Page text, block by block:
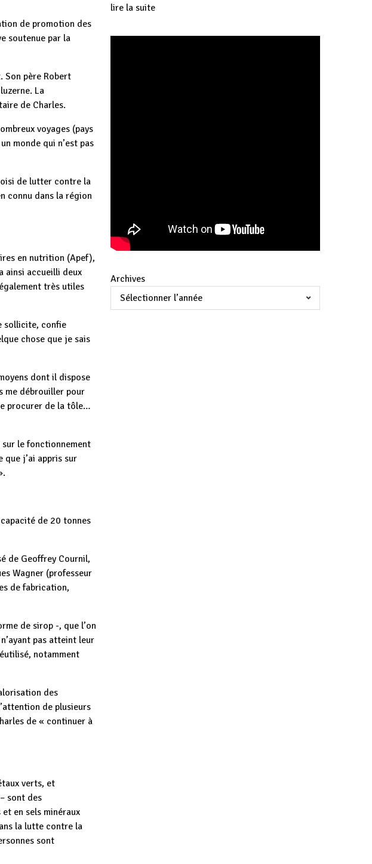
de promotion des
soutenue par la
Son père Robert
La
de Charles.
voyages (pays
monde qui n’est pas
de lutter contre la
connu dans la région
en nutrition (Apef),
ainsi accueilli deux
très utiles
sollicite, confie
chose que je sais
dont il dispose
me débrouiller pour
procurer de la tôle…
le fonctionnement
j’ai appris sur
de 20 tonnes
de Geoffrey Cournil,
Wagner (professeur
de fabrication,
de sirop -, que l’on
pas atteint leur
notamment
des
de plusieurs
de « continuer à
verts, et
sont des
en sels minéraux
la lutte contre la
sont
lire la suite
Archives